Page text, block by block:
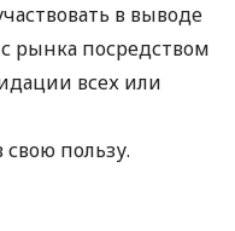
в выводе
рынка посредством
всех или
свою пользу.